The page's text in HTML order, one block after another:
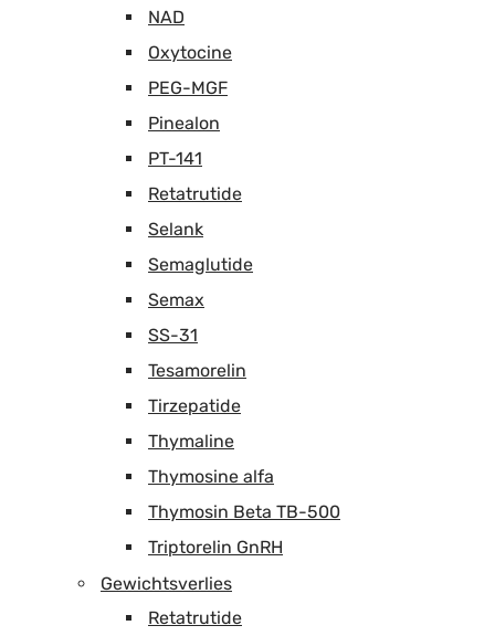
NAD
Oxytocine
PEG-MGF
Pinealon
PT-141
Retatrutide
Selank
Semaglutide
Semax
SS-31
Tesamorelin
Tirzepatide
Thymaline
Thymosine alfa
Thymosin Beta TB-500
Triptorelin GnRH
Gewichtsverlies
Retatrutide